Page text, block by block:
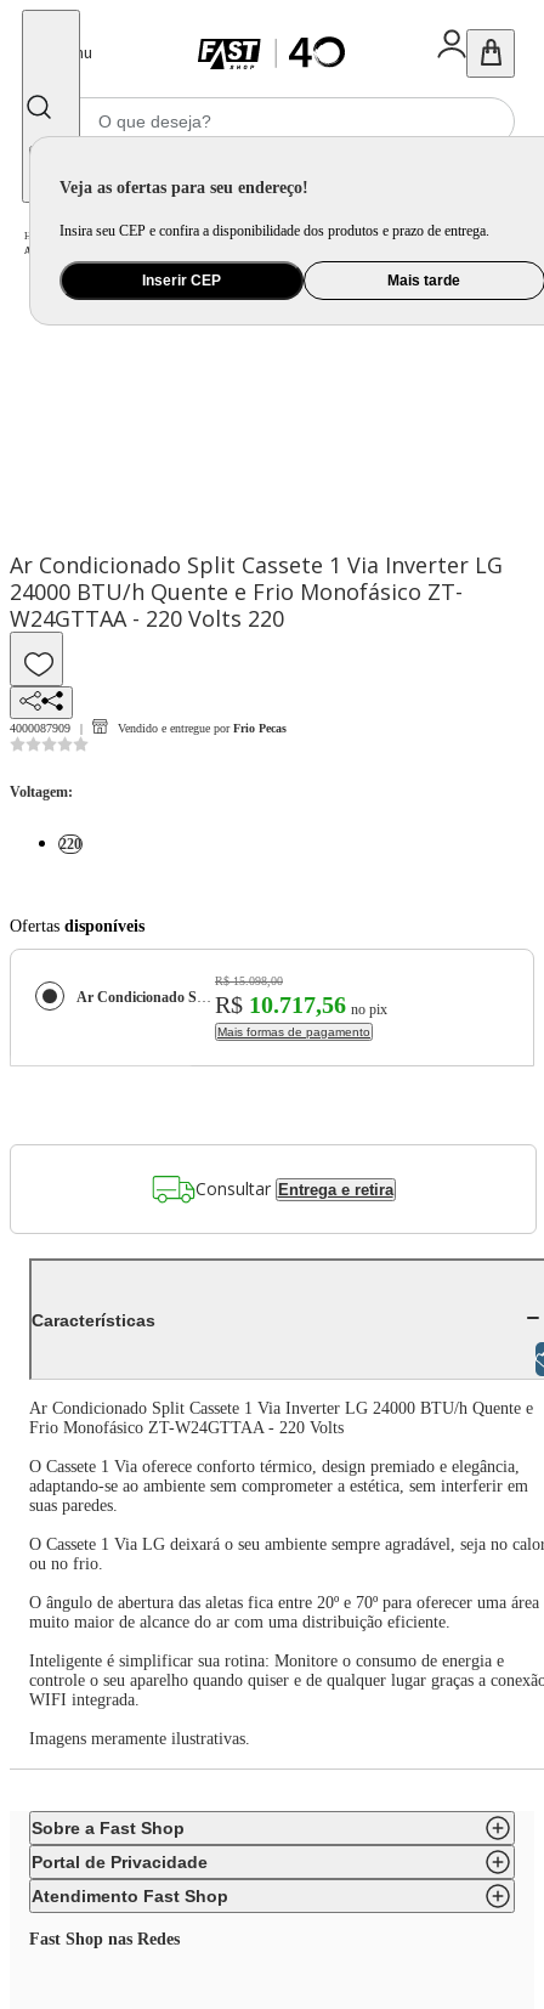
Menu
Veja as ofertas para seu endereço!
Insira seu CEP e confira a disponibilidade dos produtos e prazo de entrega.
Inserir CEP Mais tarde
Home Ar e Ventilação / Ar Condicionado
Ar Condicionado Split Cassete 1 Via Inverter LG 24000 BTU/h Quente e Frio Monofásico ZT-W24GTTAA - 220 Volts
Ar Condicionado Split Cassete 1 Via Inverter LG
24000 BTU/h Quente e Frio Monofásico ZT-
W24GTTAA - 220 Volts 220
4000087909 Vendido e entregue por Frio Pecas
Voltagem:
220
Ofertas disponíveis
Ar Condicionado Split Cassete 1 Via Inverter LG 24000 BTU/h Quente e Frio Monofásico ZT-W24GTTAA - 220 Volts
R$ 15.098,00
R$ 10.717,56 no pix
Mais formas de pagamento
Consultar Entrega e retira
Características
Ar Condicionado Split Cassete 1 Via Inverter LG 24000 BTU/h Quente e
Frio Monofásico ZT-W24GTTAA - 220 Volts
O Cassete 1 Via oferece conforto térmico, design premiado e elegância,
adaptando-se ao ambiente sem comprometer a estética, sem interferir em
suas paredes.
O Cassete 1 Via LG deixará o seu ambiente sempre agradável, seja no
ou no frio.
O ângulo de abertura das aletas fica entre 20º e 70º para oferecer uma área
muito maior de alcance do ar com uma distribuição eficiente.
Inteligente é simplificar sua rotina: Monitore o consumo de energia e
controle o seu aparelho quando quiser e de qualquer lugar graças a
WIFI integrada.
Imagens meramente ilustrativas.
Sobre a Fast Shop
Portal de Privacidade
Atendimento Fast Shop
Fast Shop nas Redes